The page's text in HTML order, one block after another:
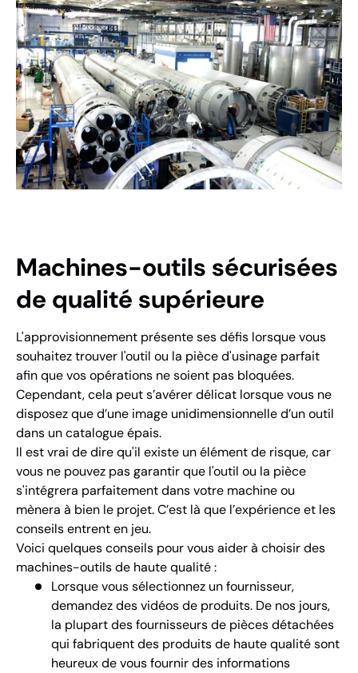
Machines-outils sécurisées
de qualité supérieure
L'approvisionnement présente ses défis lorsque vous
souhaitez trouver l'outil ou la pièce d'usinage parfait
afin que vos opérations ne soient pas bloquées.
Cependant, cela peut s’avérer délicat lorsque vous ne
disposez que d’une image unidimensionnelle d’un outil
dans un catalogue épais.
Il est vrai de dire qu'il existe un élément de risque, car
vous ne pouvez pas garantir que l'outil ou la pièce
s'intégrera parfaitement dans votre machine ou
mènera à bien le projet. C’est là que l’expérience et les
conseils entrent en jeu.
Voici quelques conseils pour vous aider à choisir des
machines-outils de haute qualité :
Lorsque vous sélectionnez un fournisseur,
demandez des vidéos de produits. De nos jours,
la plupart des fournisseurs de piècesdétachées
qui fabriquent des produits de haute qualité sont
heureux de vous fournir des informations